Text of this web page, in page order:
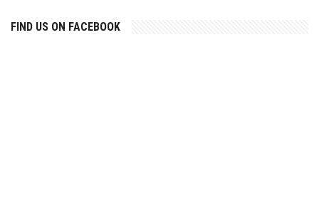
FIND US ON FACEBOOK